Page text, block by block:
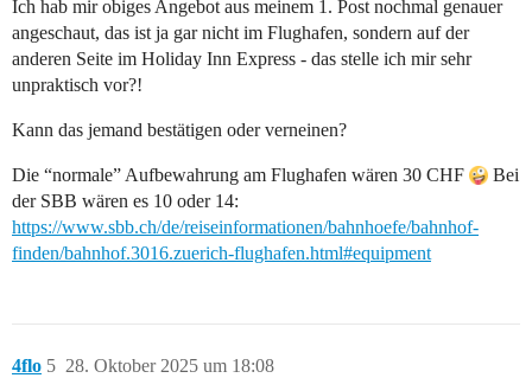
Ich hab mir obiges Angebot aus meinem 1. Post nochmal genauer
angeschaut, das ist ja gar nicht im Flughafen, sondern auf der
anderen Seite im Holiday Inn Express - das stelle ich mir sehr
unpraktisch vor?!
Kann das jemand bestätigen oder verneinen?
Die “normale” Aufbewahrung am Flughafen wären 30 CHF
Bei
der SBB wären es 10 oder 14:
https://www.sbb.ch/de/reiseinformationen/bahnhoefe/bahnhof-
finden/bahnhof.3016.zuerich-flughafen.html#equipment
4flo 28. Oktober 2025 um 18:08
5